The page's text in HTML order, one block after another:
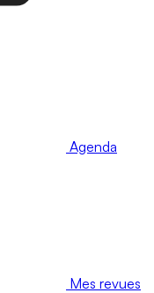
Agenda
Mes revues